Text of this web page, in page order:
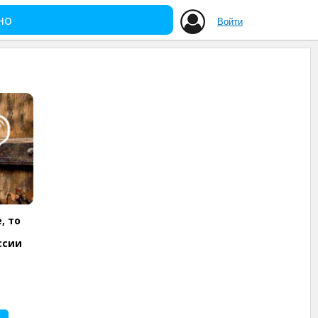
Войти
то